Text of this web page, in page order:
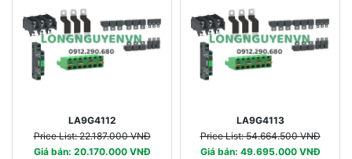
LA9G4112
Price List: 22.187.000 VNĐ
Giá bán: 20.170.000 VNĐ
LA9G4113
Price List: 54.664.500 VNĐ
Giá bán: 49.695.000 VNĐ